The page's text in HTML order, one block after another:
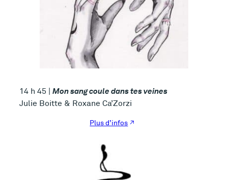
14 h 45 | Mon sang coule dans tes veines
Julie Boitte & Roxane Ca’Zorzi
Plus d’infos